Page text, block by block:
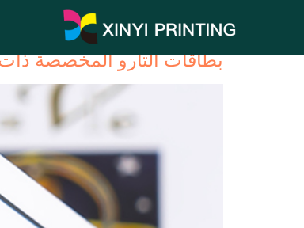
فئة المنتج:بطاقات
بطاقات التارو المخصصة